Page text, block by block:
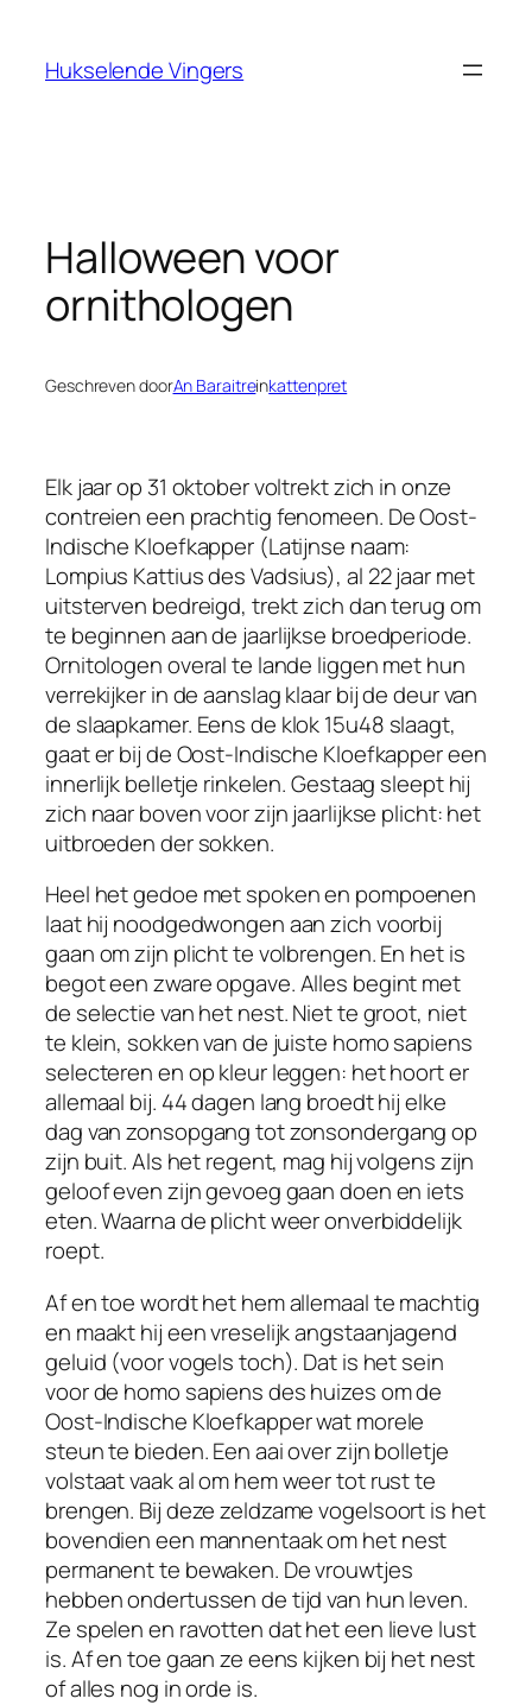
Hukselende Vingers
Halloween voor
ornithologen
Geschreven doorAn Baraitreinkattenpret
Elk jaar op 31 oktober voltrekt zich in onze
contreien een prachtig fenomeen. De Oost-
Indische Kloefkapper (Latijnse naam:
Lompius Kattius des Vadsius), al 22 jaar met
uitsterven bedreigd, trekt zich dan terug om
te beginnen aan de jaarlijkse broedperiode.
Ornitologen overal te lande liggen met hun
verrekijker in de aanslag klaar bij de deur van
de slaapkamer. Eens de klok 15u48 slaagt,
gaat er bij de Oost-Indische Kloefkapper een
innerlijk belletje rinkelen. Gestaag sleept hij
zich naar boven voor zijn jaarlijkse plicht: het
uitbroeden der sokken.
Heel het gedoe met spoken en pompoenen
laat hij noodgedwongen aan zich voorbij
gaan om zijn plicht te volbrengen. En het is
begot een zware opgave. Alles begint met
de selectie van het nest. Niet te groot, niet
te klein, sokken van de juiste homo sapiens
selecteren en op kleur leggen: het hoort er
allemaal bij. 44 dagen lang broedt hij elke
dag van zonsopgang tot zonsondergang op
zijn buit. Als het regent, mag hij volgens zijn
geloof even zijn gevoeg gaan doen en iets
eten. Waarna de plicht weer onverbiddelijk
roept.
Af en toe wordt het hem allemaal te machtig
en maakt hij een vreselijk angstaanjagend
geluid (voor vogels toch). Dat is het sein
voor de homo sapiens des huizes om de
Oost-Indische Kloefkapper wat morele
steun te bieden. Een aai over zijn bolletje
volstaat vaak al om hem weer tot rust te
brengen. Bij deze zeldzame vogelsoort is het
bovendien een mannentaak om het nest
permanent te bewaken. De vrouwtjes
hebben ondertussen de tijd van hun leven.
Ze spelen en ravotten dat het een lieve lust
is. Af en toe gaan ze eens kijken bij het nest
of alles nog in orde is.